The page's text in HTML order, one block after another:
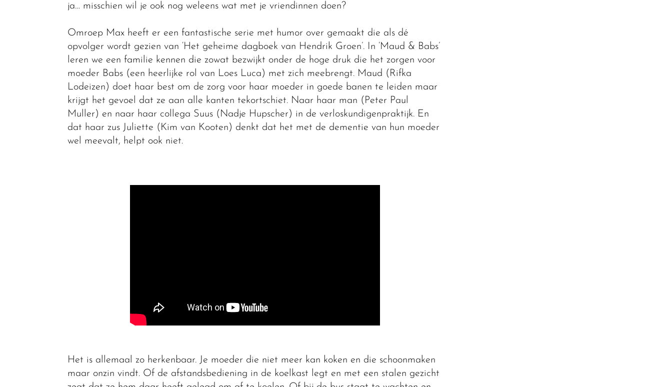
ja… misschien wil je ook nog weleens wat met je vriendinnen doen?
Omroep Max heeft er een fantastische serie met humor over gemaakt die als dé
opvolger wordt gezien van ‘Het geheime dagboek van Hendrik Groen’. In ‘Maud & Babs’
leren we een familie kennen die zowat bezwijkt onder de hoge druk die het zorgen voor
moeder Babs (een heerlijke rol van Loes Luca) met zich meebrengt. Maud (Rifka
Lodeizen) doet haar best om de zorg voor haar moeder in goede banen te leiden maar
krijgt het gevoel dat ze aan alle kanten tekortschiet. Naar haar man (Peter Paul
Muller) en naar haar collega Suus (Nadje Hupscher) in de verloskundigenpraktijk. En
dat haar zus Juliette (Kim van Kooten) denkt dat het met de dementie van hun moeder
wel meevalt, helpt ook niet.
Het is allemaal zo herkenbaar. Je moeder die niet meer kan koken en die schoonmaken
maar onzin vindt. Of de afstandsbediening in de koelkast legt en met een stalen gezicht